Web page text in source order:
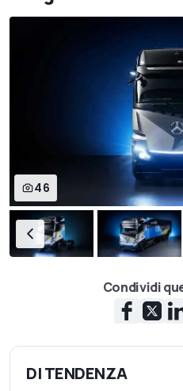
46
Condividi
DI TENDENZA